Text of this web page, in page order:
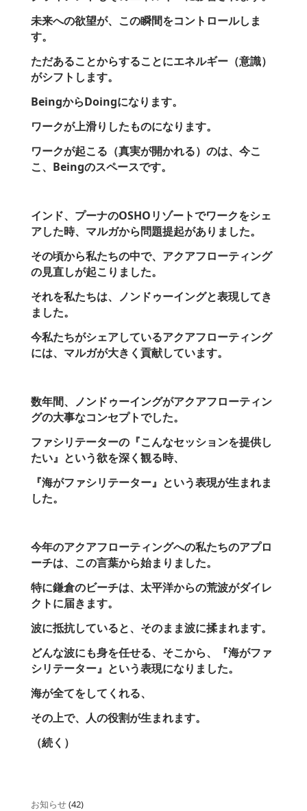
未来への欲望が、この瞬間をコントロールしま
す。
ただあることからすることにエネルギー（意識）
がシフトします。
BeingからDoingになります。
ワークが上滑りしたものになります。
ワークが起こる（真実が開かれる）のは、今こ
こ、Beingのスペースです。
インド、プーナのOSHOリゾートでワークをシェ
アした時、マルガから問題提起がありました。
その頃から私たちの中で、アクアフローティング
の見直しが起こりました。
それを私たちは、ノンドゥーイングと表現してき
ました。
今私たちがシェアしているアクアフローティング
には、マルガが大きく貢献しています。
数年間、ノンドゥーイングがアクアフローティン
グの大事なコンセプトでした。
ファシリテーターの『こんなセッションを提供し
たい』という欲を深く観る時、
『海がファシリテーター』という表現が生まれま
した。
今年のアクアフローティングへの私たちのアプロ
ーチは、この言葉から始まりました。
特に鎌倉のビーチは、太平洋からの荒波がダイレ
クトに届きます。
波に抵抗していると、そのまま波に揉まれます。
どんな波にも身を任せる、そこから、『海がファ
シリテーター』という表現になりました。
海が全てをしてくれる、
その上で、人の役割が生まれます。
（続く）
お知らせ(42)